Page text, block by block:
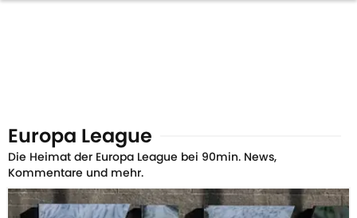
Europa League
Die Heimat der Europa League bei 90min. News,
Kommentare und mehr.